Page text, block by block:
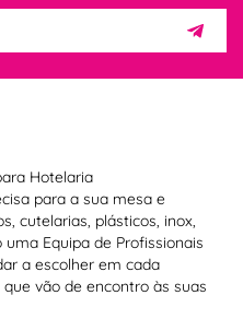
Hotelaria
para a sua mesa e
cutelarias, plásticos, inox,
Equipa de Profissionais
a escolher em cada
vão de encontro às suas